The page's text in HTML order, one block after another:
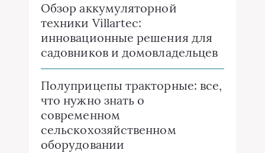
Обзор аккумуляторной
техники Villartec:
инновационные решения для
садовников и домовладельцев
Полуприцепы тракторные: все,
что нужно знать о
современном
сельскохозяйственном
оборудовании